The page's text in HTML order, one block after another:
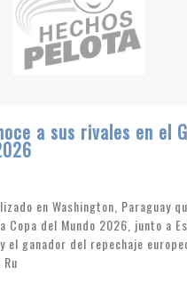
a sus rivales en el
en Washington, Paraguay
Copa del Mundo 2026, junto a
el ganador del repechaje